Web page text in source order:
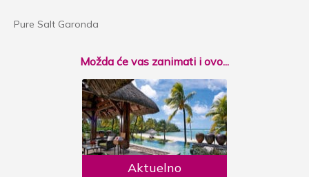
Pure Salt Garonda
Možda će vas zanimati i ovo...
Aktuelno